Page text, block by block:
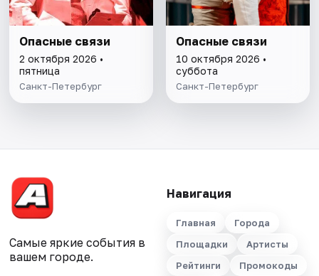
Опасные связи
2 октября 2026 •
пятница
Санкт-Петербург
Опасные связи
10 октября 2026 •
суббота
Санкт-Петербург
Самые яркие события в
вашем городе.
Навигация
Главная
Города
Площадки
Артисты
Рейтинги
Промокоды